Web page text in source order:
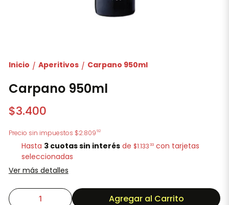
Inicio / Aperitivos / Carpano 950ml
Carpano 950ml
$3.400
Precio sin impuestos $2.80992
Hasta 3 cuotas sin interés de $1.133 33 con tarjetas
seleccionadas
Ver más detalles
Agregar al Carrito